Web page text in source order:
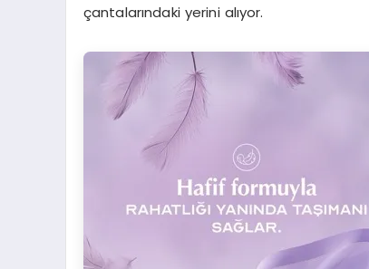
çantalarındaki yerini alıyor.